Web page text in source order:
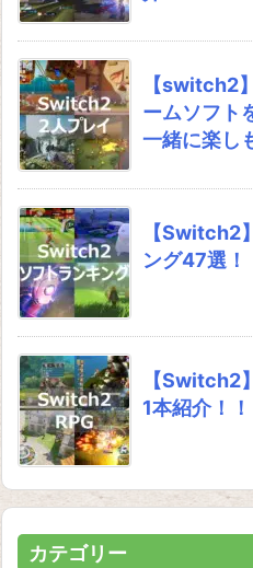
【switch2
ームソフト
一緒に楽し
【Switch2
ング47選！
【Switch2
1本紹介！！
カテゴリー